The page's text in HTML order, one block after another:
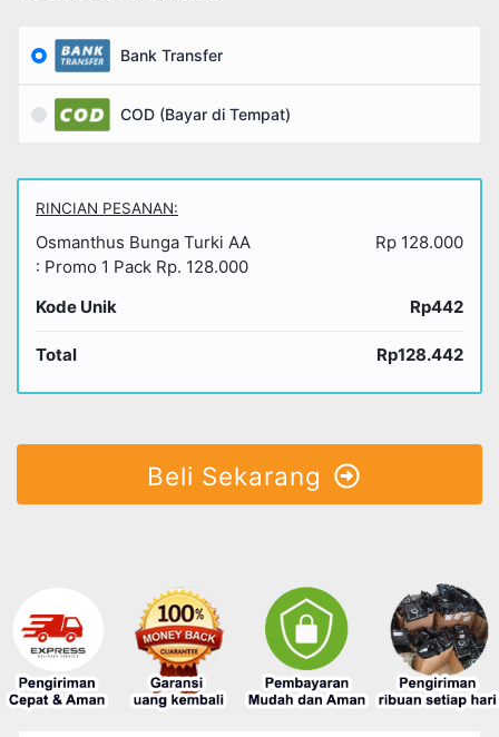
Bank Transfer
COD (Bayar di Tempat)
RINCIAN PESANAN:
Osmanthus Bunga Turki AA
: Promo 1 Pack Rp. 128.000
Rp 128.000
Kode Unik Rp442
Total Rp128.442
Beli Sekarang